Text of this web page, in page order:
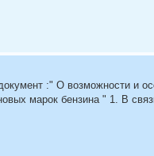
:" О возможности и
марок бензина " 1. В